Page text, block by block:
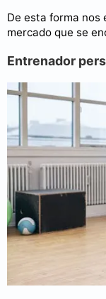
De esta forma nos
mercado que se
Entrenador